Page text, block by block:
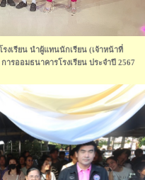
งเรียน นำผู้แทนนักเรียน (เจ้าหน้าที่
ารออมธนาคารโรงเรียน ประจำปี 2567